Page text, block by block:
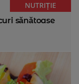
NUTRIȚIE
sănătoase